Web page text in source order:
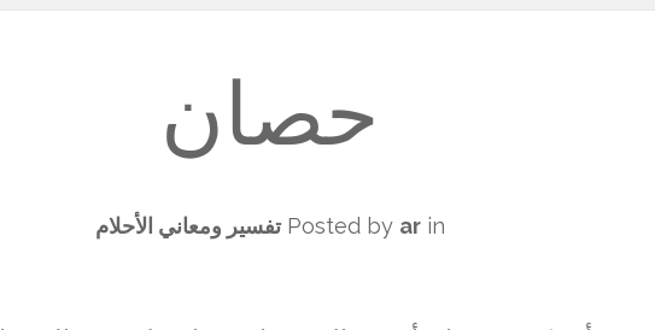
حصان
Posted by ar in تفسير ومعاني الأحلام